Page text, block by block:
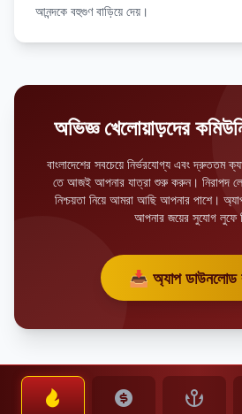
আনন্দকে বহুগুণ বাড়িয়ে দেয়।
অভিজ্ঞ খেলোয়াড়দের
বাংলাদেশের সবচেয়ে নির্ভরযোগ্য এবং দ্রুততম
তে আজই আপনার যাত্রা শুরু করুন। নিরাপদ
নিশ্চয়তা নিয়ে আমরা আছি আপনার পাশে।
আপনার জয়ের সুযোগ লুফে
📥 অ্যাপ